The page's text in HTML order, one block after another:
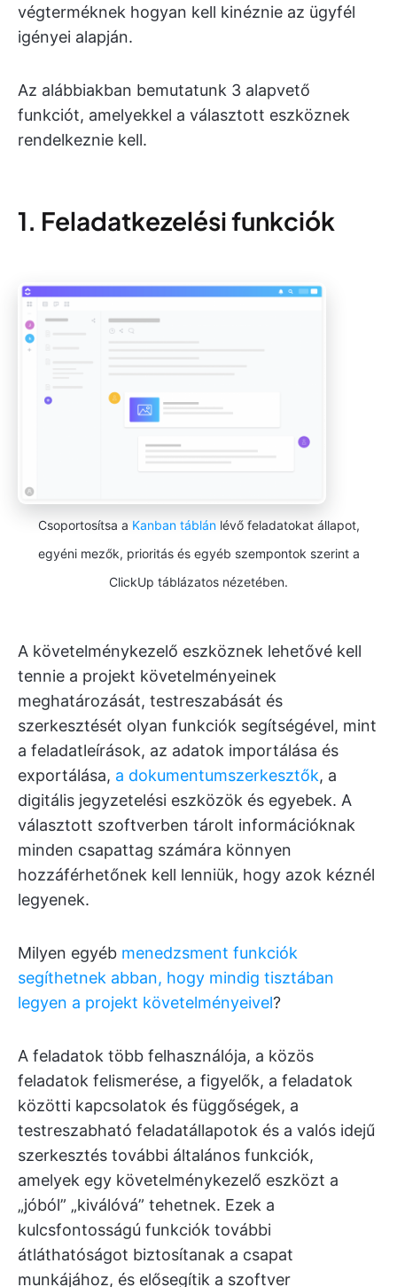
végterméknek hogyan kell kinéznie az ügyfél
igényei alapján.
Az alábbiakban bemutatunk 3 alapvető
funkciót, amelyekkel a választott eszköznek
rendelkeznie kell.
1. Feladatkezelési funkciók
Csoportosítsa a Kanban táblánlévő feladatokat állapot,
egyéni mezők, prioritás és egyéb szempontok szerint a
ClickUp táblázatos nézetében.
A követelménykezelő eszköznek lehetővé kell
tennie a projekt követelményeinek
meghatározását, testreszabását és
szerkesztését olyan funkciók segítségével, mint
a feladatleírások, az adatok importálása és
exportálása, a dokumentumszerkesztők, a
digitális jegyzetelési eszközök és egyebek. A
választott szoftverben tárolt információknak
minden csapattag számára könnyen
hozzáférhetőnek kell lenniük, hogy azok kéznél
legyenek.
Milyen egyéb menedzsment funkciók
segíthetnek abban, hogy mindig tisztában
legyen a projekt követelményeivel?
A feladatok több felhasználója, a közös
feladatok felismerése, a figyelők, a feladatok
közötti kapcsolatok és függőségek, a
testreszabható feladatállapotok és a valós idejű
szerkesztés további általános funkciók,
amelyek egy követelménykezelő eszközt a
„jóból” „kiválóvá” tehetnek. Ezek a
kulcsfontosságú funkciók további
átláthatóságot biztosítanak a csapat
munkájához, és elősegítik a szoftver